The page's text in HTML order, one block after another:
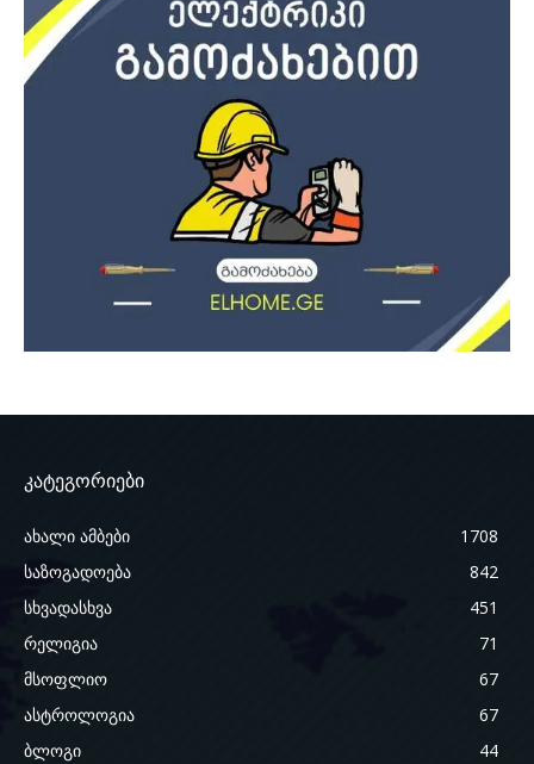
კატეგორიები
ახალი ამბები
1708
საზოგადოება
842
სხვადასხვა
451
რელიგია
71
მსოფლიო
67
ასტროლოგია
67
ბლოგი
44